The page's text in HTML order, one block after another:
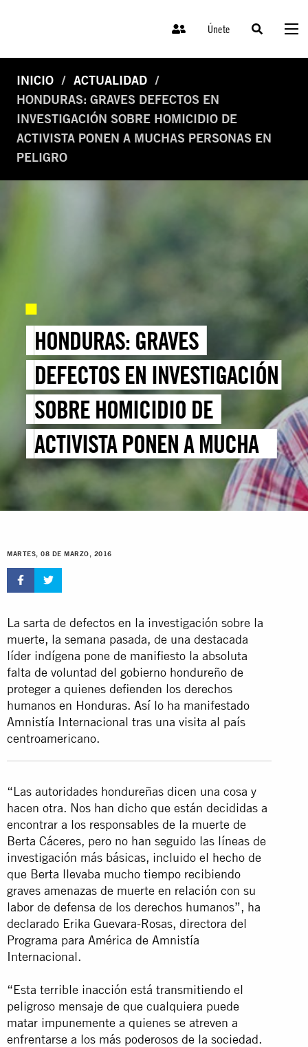
Únete
INICIO
ACTUALIDAD
HONDURAS: GRAVES DEFECTOS EN
INVESTIGACIÓN SOBRE HOMICIDIO DE
ACTIVISTA PONEN A MUCHAS PERSONAS EN
PELIGRO
HONDURAS: GRAVES
DEFECTOS EN INVESTIGACIÓN
SOBRE HOMICIDIO DE
ACTIVISTA PONEN A MUCHAS
PERSONAS EN PELIGRO
MARTES, 08 DE MARZO, 2016
La sarta de defectos en la investigación sobre la
muerte, la semana pasada, de una destacada
líder indígena pone de manifiesto la absoluta
falta de voluntad del gobierno hondureño de
proteger a quienes defienden los derechos
humanos en Honduras. Así lo ha manifestado
Amnistía Internacional tras una visita al país
centroamericano.
“Las autoridades hondureñas dicen una cosa y
hacen otra. Nos han dicho que están decididas a
encontrar a los responsables de la muerte de
Berta Cáceres, pero no han seguido las líneas de
investigación más básicas, incluido el hecho de
que Berta llevaba mucho tiempo recibiendo
graves amenazas de muerte en relación con su
labor de defensa de los derechos humanos”, ha
declarado Erika Guevara-Rosas, directora del
Programa para América de Amnistía
Internacional.
“Esta terrible inacción está transmitiendo el
peligroso mensaje de que cualquiera puede
matar impunemente a quienes se atreven a
enfrentarse a los más poderosos de la sociedad.